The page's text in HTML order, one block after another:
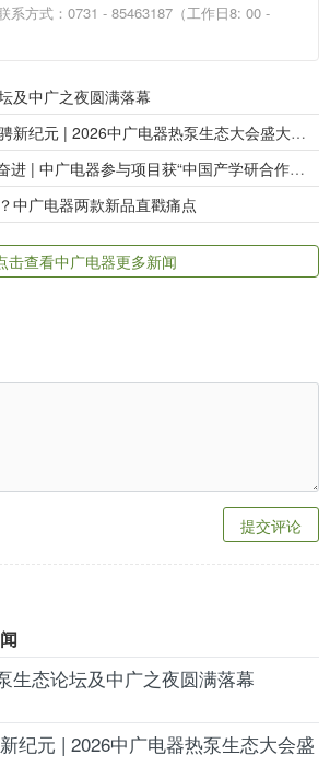
系方式：0731 - 85463187（工作日8: 00 -
及中广之夜圆满落幕
纪元 | 2026中广电器热泵生态大会盛大召开
电器参与项目获“中国产学研合作促进会科技创新奖”三等奖！
中广电器两款新品直戳痛点
击查看中广电器更多新闻
提交评论
生态论坛及中广之夜圆满落幕
纪元 | 2026中广电器热泵生态大会盛